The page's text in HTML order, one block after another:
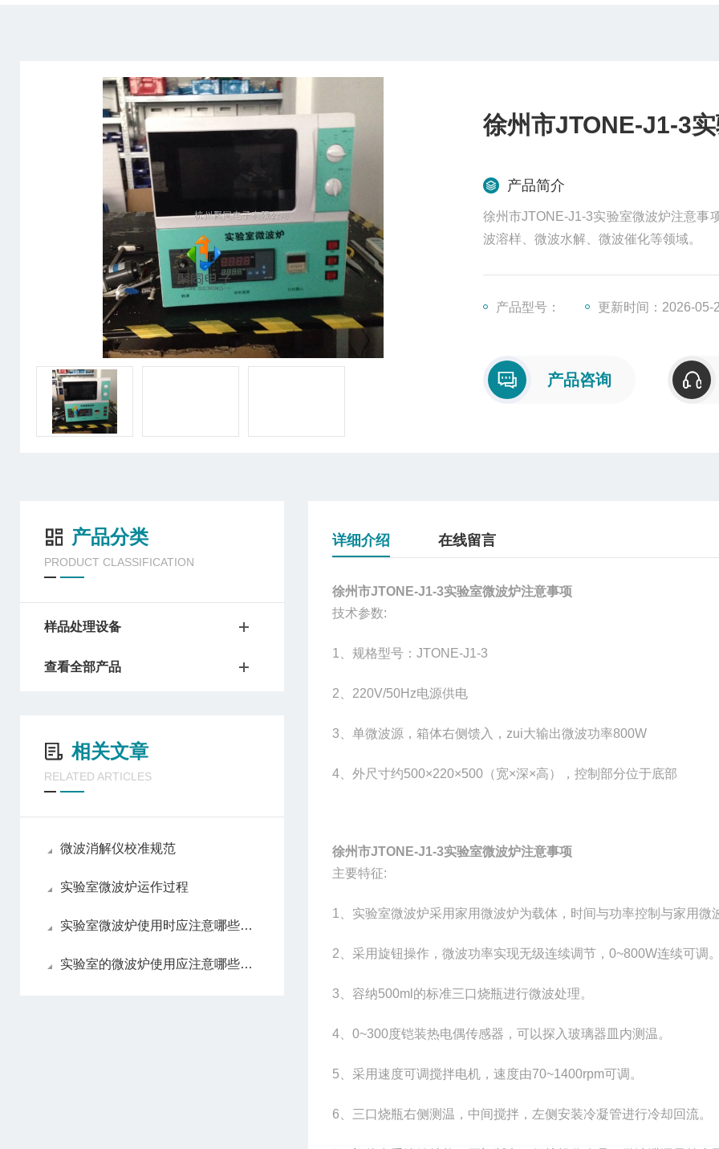
徐州市JTONE-J1-3
产品简介
徐州市JTONE-J1-3实验室微波炉注意事
波溶样、微波水解、微波催化等领域。
产品型号： 更新时间：2026-05-
产品咨询
产品分类
PRODUCT CLASSIFICATION
样品处理设备
查看全部产品
相关文章
RELATED ARTICLES
微波消解仪校准规范
实验室微波炉运作过程
实验室微波炉使用时应注意哪些内容
实验室的微波炉使用应注意哪些内容
详细介绍 在线留言
徐州市JTONE-J1-3实验室微波炉注意事项
技术参数:
1 、规格型号：JTONE-J1-3
2 、220V/50Hz电源供电
3 、单微波源，箱体右侧馈入，zui大输出微波功率800W
4 、外尺寸约500×220×500（宽×深×高），控制部分位于底部
徐州市JTONE-J1-3实验室微波炉注意事项
主要特征:
1 、实验室微波炉采用家用微波炉为载体，时间与功率控制与家用微
2 、采用旋钮操作，微波功率实现无级连续调节，0~800W连续可调。
3 、容纳500ml的标准三口烧瓶进行微波处理。
4 、0~300度铠装热电偶传感器，可以探入玻璃器皿内测温。
5 、采用速度可调搅拌电机，速度由70~1400rpm可调。
6 、三口烧瓶右侧测温，中间搅拌，左侧安装冷凝管进行冷却回流。